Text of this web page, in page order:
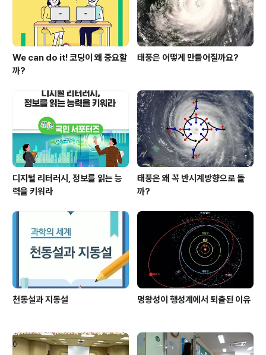
We can do it! 코딩이 왜 중요할
까?
태풍은 어떻게 만들어질까요?
디지털 리터러시, 정보를 읽는 능
력을 키워라
태풍은 왜 꼭 반시계방향으로 돌
까?
천동설과 지동설 명왕성이 행성계에서 퇴출된 이유